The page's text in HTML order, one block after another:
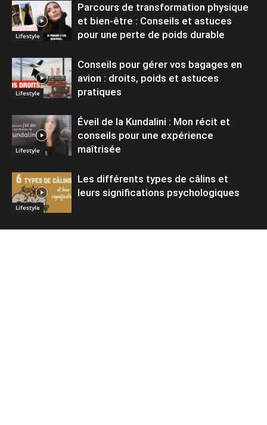
Lifestyle
Parcours de transformation physique
et bien-être : Conseils et astuces
pour une perte de poids durable
Lifestyle
Conseils pour gérer vos bagages en
avion : droits, poids et astuces
pratiques
Lifestyle
Éveil de la Kundalini : Mon récit et
conseils pour une expérience
maîtrisée
Lifestyle
Les différents types de câlins et
leurs significations psychologiques